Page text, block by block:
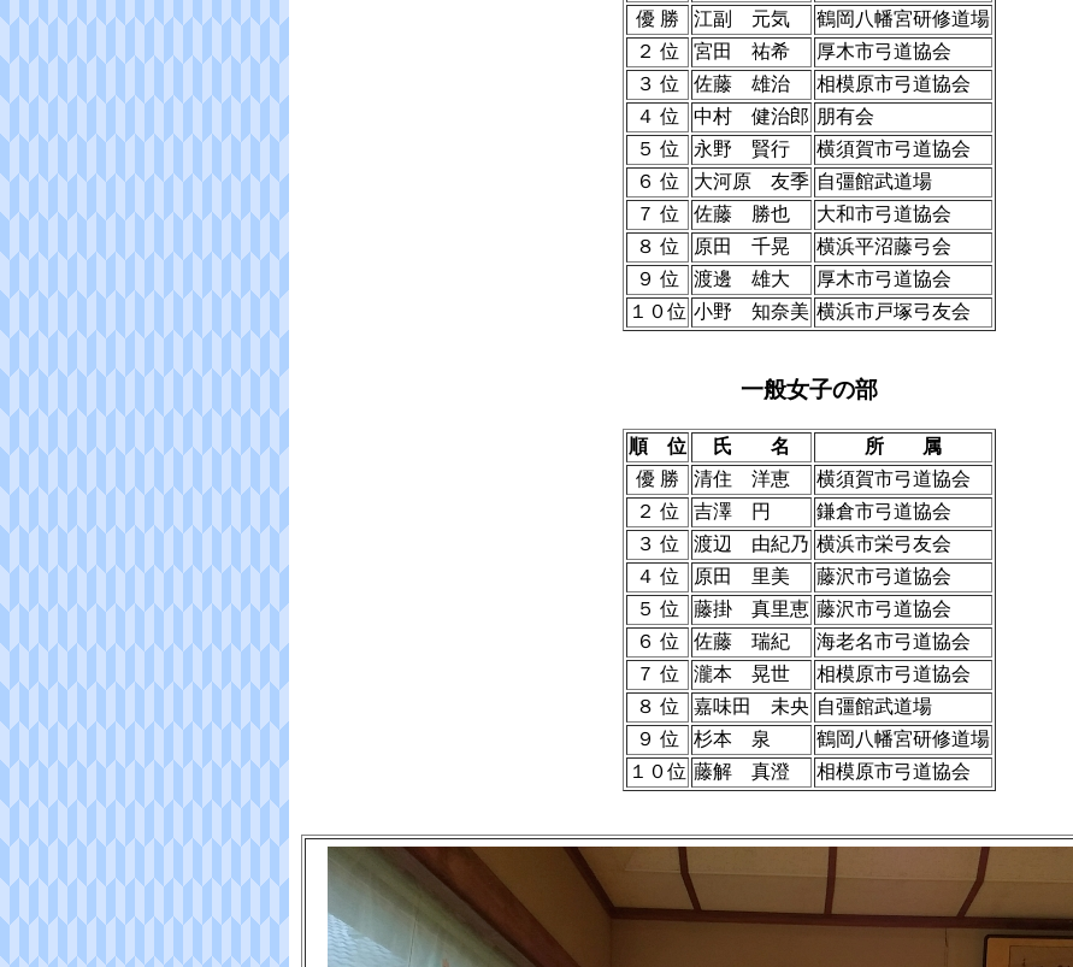
優 勝 江副 元気
鶴岡八幡宮研修道場
２ 位
宮田 祐希
厚木市弓道協会
３ 位
佐藤 雄治
相模原市弓道協会
４ 位
中村 健治郎 朋有会
５ 位
永野 賢行
横須賀市弓道協会
６ 位
大河原 友季 自彊館武道場
７ 位
佐藤 勝也
大和市弓道協会
８ 位
原田 千晃
横浜平沼藤弓会
９ 位
渡邊 雄大
厚木市弓道協会
１０位 小野 知奈美 横浜市戸塚弓友会
一般女子の部
順 位 氏 名
所 属
優 勝
清住 洋恵
横須賀市弓道協会
２ 位
吉澤 円
鎌倉市弓道協会
３ 位
渡辺 由紀乃 横浜市栄弓友会
４ 位
原田 里美
藤沢市弓道協会
５ 位
藤掛 真里恵 藤沢市弓道協会
６ 位
佐藤 瑞紀
海老名市弓道協会
７ 位
瀧本 晃世
相模原市弓道協会
８ 位
嘉味田 未央 自彊館武道場
９ 位
杉本 泉
鶴岡八幡宮研修道場
１０位 藤解 真澄 相模原市弓道協会